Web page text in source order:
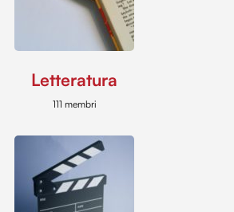
Letteratura
111 membri